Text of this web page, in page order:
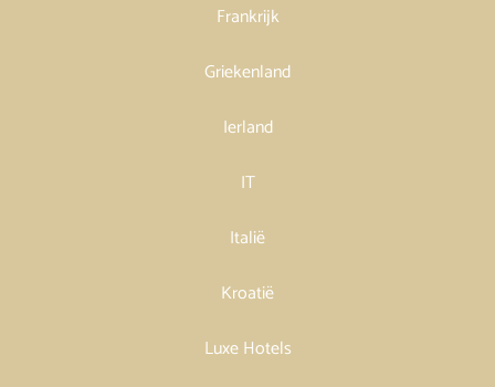
Frankrijk
Griekenland
Ierland
IT
Italië
Kroatië
Luxe Hotels